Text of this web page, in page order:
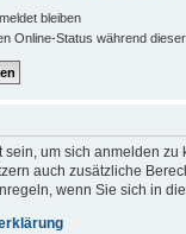
bleiben
Online-Status während
um sich anmelden
auch zusätzliche
wenn Sie sich in